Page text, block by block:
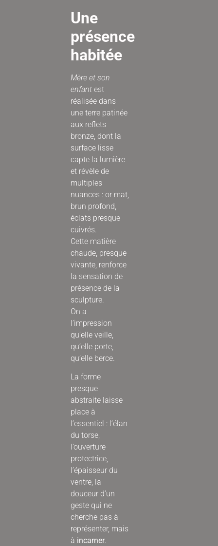
Une
présence
habitée
Mère et son
enfantest
réalisée dans
une terre patinée
aux reflets
bronze, dont la
surface lisse
capte la lumière
et révèle de
multiples
nuances : or mat,
brun profond,
éclats presque
cuivrés.
Cette matière
chaude, presque
vivante, renforce
la sensation de
présence de la
sculpture.
On a
l’impression
qu’elle veille,
qu’elle porte,
qu’elle berce.
La forme
presque
abstraite laisse
place à
l’essentiel : l’élan
du torse,
l’ouverture
protectrice,
l’épaisseur du
ventre, la
douceur d’un
geste qui ne
cherche pas à
représenter, mais
à incarner.